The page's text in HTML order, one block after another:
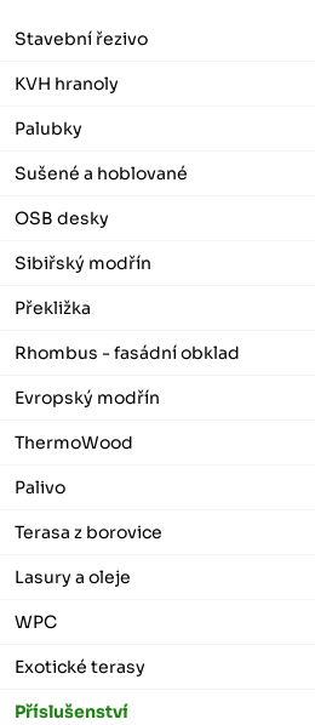
Stavební řezivo
KVH hranoly
Palubky
Sušené a hoblované
OSB desky
Sibiřský modřín
Překližka
Rhombus - fasádní obklad
Evropský modřín
ThermoWood
Palivo
Terasa z borovice
Lasury a oleje
WPC
Exotické terasy
Příslušenství